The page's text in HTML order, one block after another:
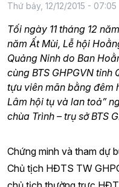
Thứ bảy, 12/12/2015 - 07:05
Tối ngày 11 tháng 12
năm Ất Mùi, Lễ hội
Quảng Ninh do Ban
cùng BTS GHPGVN
tựu viên mãn bằng đêm
Lâm hội tụ và lan toả”
chùa Trình – trụ sở BTS
Chứng minh và tham dự
Chủ tịch HĐTS TW